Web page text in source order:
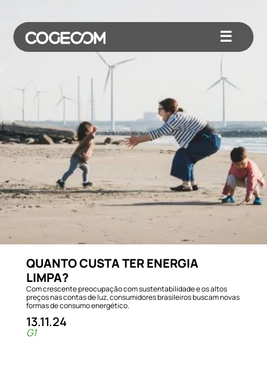
☰
QUANTO CUSTA TER ENERGIA
LIMPA?
Com crescente preocupação com sustentabilidade e os altos
preços nas contas de luz, consumidores brasileiros buscam novas
formas de consumo energético.
13.11.24
G1